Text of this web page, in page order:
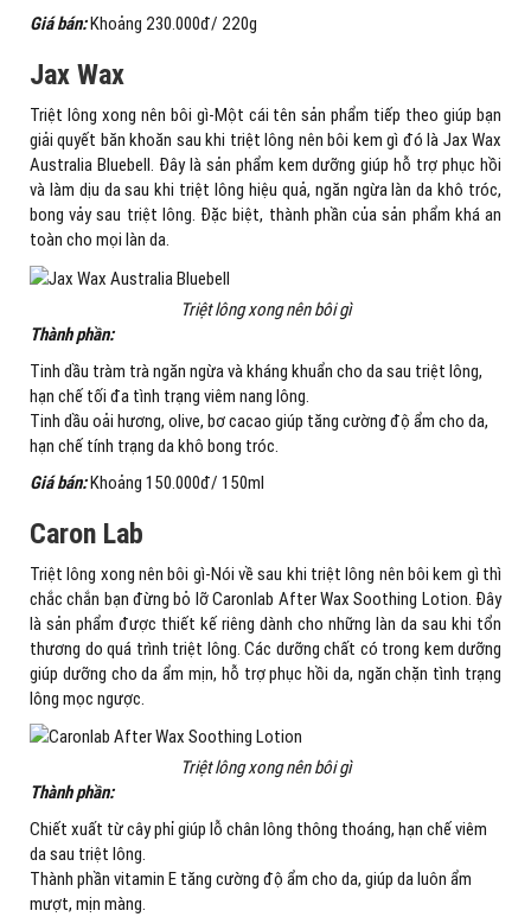
Giá bán:Khoảng 230.000đ/ 220g
Jax Wax
Triệt lông xong nên bôi gì-Một cái tên sản phẩm tiếp theo giúp bạn
giải quyết băn khoăn sau khi triệt lông nên bôi kem gì đó là Jax Wax
Australia Bluebell. Đây là sản phẩm kem dưỡng giúp hỗ trợ phục hồi
và làm dịu da sau khi triệt lông hiệu quả, ngăn ngừa làn da khô tróc,
bong vảy sau triệt lông. Đặc biệt, thành phần của sản phẩm khá an
toàn cho mọi làn da.
Triệt lông xong nên bôi gì
Thành phần:
Tinh dầu tràm trà ngăn ngừa và kháng khuẩn cho da sau triệt lông,
hạn chế tối đa tình trạng viêm nang lông.
Tinh dầu oải hương, olive, bơ cacao giúp tăng cường độ ẩm cho da,
hạn chế tính trạng da khô bong tróc.
Giá bán:Khoảng 150.000đ/ 150ml
Caron Lab
Triệt lông xong nên bôi gì-Nói về sau khi triệt lông nên bôi kem gì thì
chắc chắn bạn đừng bỏ lỡ Caronlab After Wax Soothing Lotion. Đây
là sản phẩm được thiết kế riêng dành cho những làn da sau khi tổn
thương do quá trình triệt lông. Các dưỡng chất có trong kem dưỡng
giúp dưỡng cho da ẩm mịn, hỗ trợ phục hồi da, ngăn chặn tình trạng
lông mọc ngược.
Triệt lông xong nên bôi gì
Thành phần:
Chiết xuất từ cây phỉ giúp lỗ chân lông thông thoáng, hạn chế viêm
da sau triệt lông.
Thành phần vitamin E tăng cường độ ẩm cho da, giúp da luôn ẩm
mượt, mịn màng.